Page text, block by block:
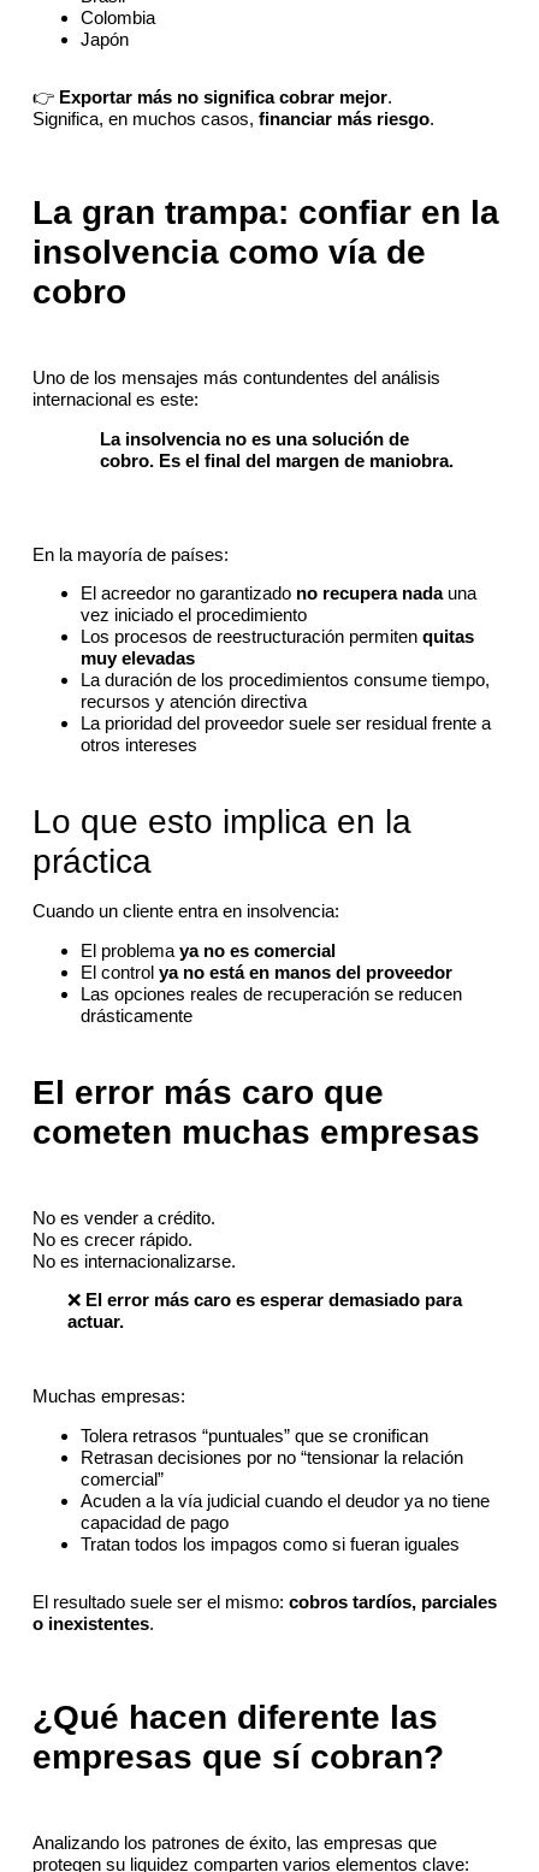
Colombia
Japón
👉 Exportar más no significa cobrar mejor.
Significa, en muchos casos, financiar más riesgo.
La gran trampa: confiar en la
insolvencia como vía de
cobro
Uno de los mensajes más contundentes del análisis
internacional es este:
La insolvencia no es una solución de
cobro. Es el final del margen de maniobra.
En la mayoría de países:
El acreedor no garantizado no recupera nadauna
vez iniciado el procedimiento
Los procesos de reestructuración permiten quitas
muy elevadas
La duración de los procedimientos consume tiempo,
recursos y atención directiva
La prioridad del proveedor suele ser residual frente a
otros intereses
Lo que esto implica en la
práctica
Cuando un cliente entra en insolvencia:
El problema ya no es comercial
El control ya no está en manos del proveedor
Las opciones reales de recuperación se reducen
drásticamente
El error más caro que
cometen muchas empresas
No es vender a crédito.
No es crecer rápido.
No es internacionalizarse.
❌ El error más caro es esperar demasiado para
actuar.
Muchas empresas:
Tolera retrasos “puntuales” que se cronifican
Retrasan decisiones por no “tensionar la relación
comercial”
Acuden a la vía judicial cuando el deudor ya no tiene
capacidad de pago
Tratan todos los impagos como si fueran iguales
El resultado suele ser el mismo: cobros tardíos, parciales
o inexistentes.
¿Qué hacen diferente las
empresas que sí cobran?
Analizando los patrones de éxito, las empresas que
protegen su liquidez comparten varios elementos clave: